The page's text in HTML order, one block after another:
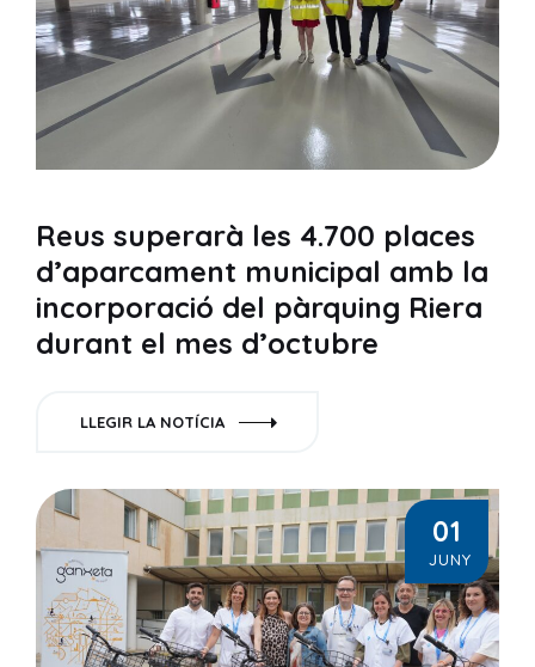
Reus superarà les 4.700 places
d’aparcament municipal amb la
incorporació del pàrquing Riera
durant el mes d’octubre
LLEGIR LA NOTÍCIA
01
JUNY